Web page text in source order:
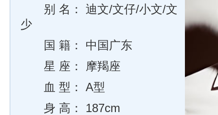
别 名： 迪文/文仔/小文/文
少
国 籍： 中国广东
星 座： 摩羯座
血 型： A型
身 高： 187cm